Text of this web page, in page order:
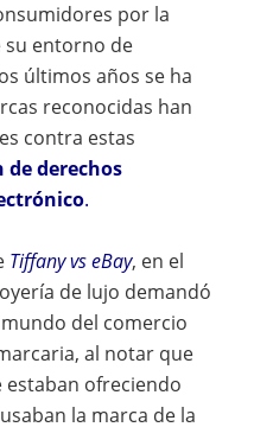
por la
su entorno de
últimos años se ha
reconocidas han
contra estas
derechos
.
Tiffany vs eBay, en el
de lujo demandó
del comercio
al notar que
ofreciendo
la marca de la